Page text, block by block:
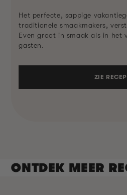
Het perfecte, sappige
traditionele smaakmakers,
Even groot in smaak als in het
gasten.
ZIE
ONTDEK MEER